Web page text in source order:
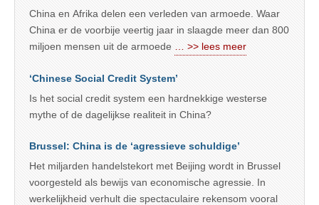
China en Afrika delen een verleden van armoede. Waar
China er de voorbije veertig jaar in slaagde meer dan 800
miljoen mensen uit de armoede
… >> lees meer
‘Chinese Social Credit System’
Is het social credit system een hardnekkige westerse
mythe of de dagelijkse realiteit in China?
Brussel: China is de ‘agressieve schuldige’
Het miljarden handelstekort met Beijing wordt in Brussel
voorgesteld als bewijs van economische agressie. In
werkelijkheid verhult die spectaculaire rekensom vooral